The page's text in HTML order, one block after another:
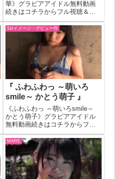
華》グラビアアイドル無料動画
続きはコチラからフル視聴＆ダ
ウンロードはコチラへ『ご主人
様とメイドさん 足立華』の作品
IDが369999のグラビアアイドル
無料動画紹介！一部作品はお試
し無料動画が見れない場合もあ
1stイメージ・デビュー作
『 ふわふわっ ～萌いろ
smile～ かとう萌子 』
《ふわふわっ ～萌いろsmile～
かとう萌子》グラビアアイドル
無料動画続きはコチラからフル
視聴＆ダウンロードはコチラへ
『ふわふわっ ～萌いろsmile～
かとう萌子』の作品IDが245667
のグラビアアイドル無料動画紹
介！一部作品はお試し...
MARE